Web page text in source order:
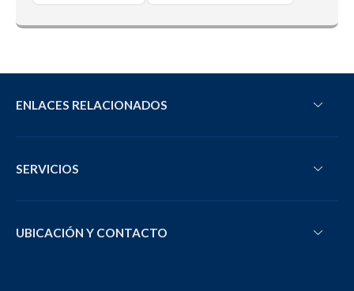
ENLACES RELACIONADOS
SERVICIOS
UBICACIÓN Y CONTACTO